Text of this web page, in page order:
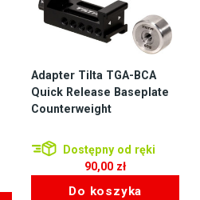
Adapter Tilta TGA-BCA
Quick Release Baseplate
Counterweight
Dostępny od ręki
90,00 zł
Do koszyka